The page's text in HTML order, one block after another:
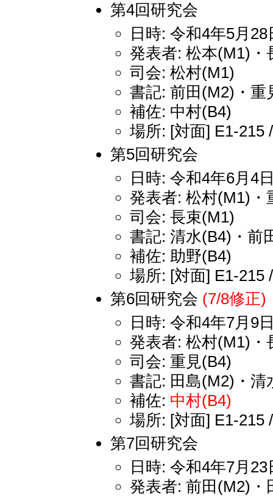
第4回研究会
日時: 令和4年5月
発表者: 松本(M1)・
司会: 松村(M1)
書記: 前田(M2)・重
補佐: 中村(B4)
場所: [対面] E1-215
第5回研究会
日時: 令和4年6月4
発表者: 松村(M1)・
司会: 長束(M1)
書記: 清水(B4)・前
補佐: 助野(B4)
場所: [対面] E1-215
第6回研究会 (7/8修正)
日時: 令和4年7月9
発表者: 松村(M1)
司会: 重見(B4)
書記: 田島(M2)・清
補佐: 中村(B4)
場所: [対面] E1-215
第7回研究会
日時: 令和4年7月
発表者: 前田(M2)・